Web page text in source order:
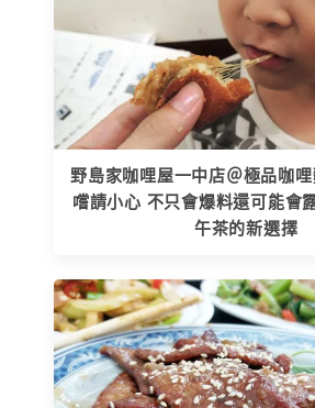
野島家咖哩屋一中店＠極品咖
嚐請小心 不只會爆料還可能會
午茶的新選擇